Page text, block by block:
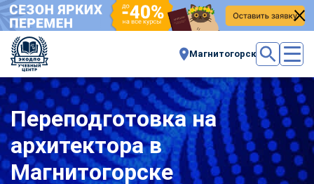
Магнитогорск
Переподготовка на
архитектора в
Магнитогорске